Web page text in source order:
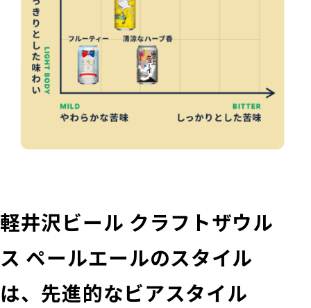
軽井沢ビール クラフトザウル
ス ペールエールのスタイル
は、先進的なビアスタイル